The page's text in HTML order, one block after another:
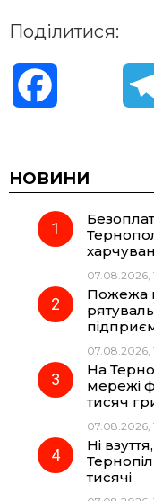
Поділитися:
c
e
o
k
НОВИНИ
07.08.2026,
Пожежа
07.08.2026,
На
мережі
тисяч
07.08.2026,
Ні
тисячі